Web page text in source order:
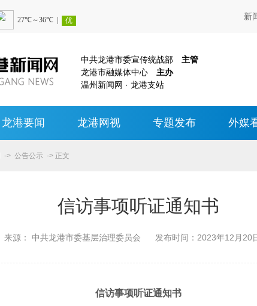
新
中共龙港市委宣传统战部 主管
龙港市融媒体中心 主办
温州新闻网 · 龙港支站
龙港要闻 龙港网视 专题发布 外媒
-> 公告公示 -> 正文
信访事项听证通知书
来源： 中共龙港市委基层治理委员会 发布时间： 2023年12月20
信访事项听证通知书